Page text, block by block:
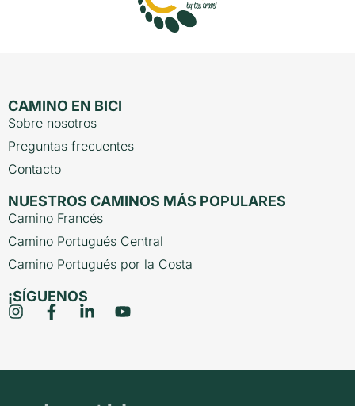
CAMINO EN BICI
Sobre nosotros
Preguntas frecuentes
Contacto
NUESTROS CAMINOS MÁS POPULARES
Camino Francés
Camino Portugués Central
Camino Portugués por la Costa
¡SÍGUENOS